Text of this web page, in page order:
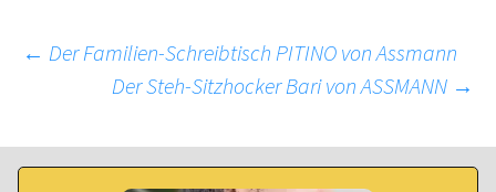
Beitragsnavigation
← Der Familien-Schreibtisch PITINO von Assmann
Der Steh-Sitzhocker Bari von ASSMANN →